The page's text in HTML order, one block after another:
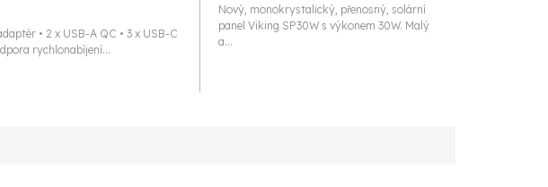
• 2 x USB-A QC • 3 x USB-C
rychlonabíjení...
Nový, monokrystalický, přenosný, solární
panel Viking SP30W s výkonem 30W. Malý
a...